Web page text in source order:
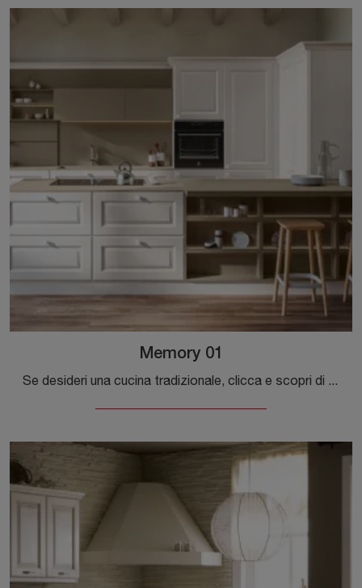
Memory 01
Se desideri una cucina tradizionale, clicca e scopri di più sul modello Memory 01 Veneta Cucine.